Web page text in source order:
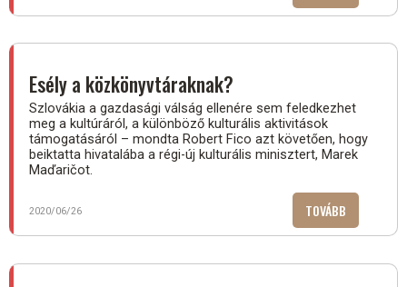
PÉNZT
Esély a közkönyvtáraknak?
Szlovákia a gazdasági válság ellenére sem feledkezhet
meg a kultúráról, a különböző kulturális aktivitások
támogatásáról – mondta Robert Fico azt követően, hogy
beiktatta hivatalába a régi-új kulturális minisztert, Marek
Maďaričot.
2020/06/26 TOVÁBB
A